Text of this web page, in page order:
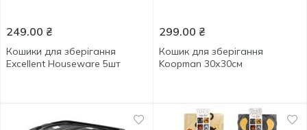
249.00 ₴
Кошики для зберігання
Excellent Houseware 5шт
299.00 ₴
Кошик для зберігання
Koopman 30х30см